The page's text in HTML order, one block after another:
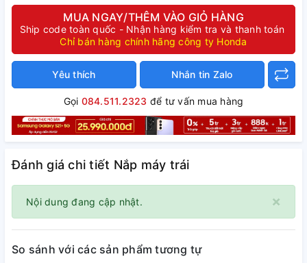
MUA NGAY/THÊM VÀO GIỎ HÀNG
Ship code toàn quốc - Nhận hàng kiểm tra và thanh toán
Chỉ bán hàng chính hãng công ty Honda
Yêu thích Nhắn tin Zalo
Gọi 084.511.2323 để tư vấn mua hàng
Đánh giá chi tiết Nắp máy trái
×
Nội dung đang cập nhật.
So sánh với các sản phẩm tương tự